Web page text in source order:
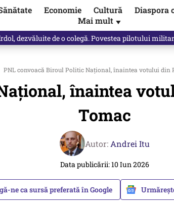
Economie Cultură Diaspora
Mai mult ▼
dezvăluite de o colegă. Povestea pilotului
PNL convoacă Biroul Politic Național, înaintea votului din
înaintea
Tomac
Autor: Andrei Itu
Data publicării: 10 Iun 2026
ne ca sursă preferată în Google